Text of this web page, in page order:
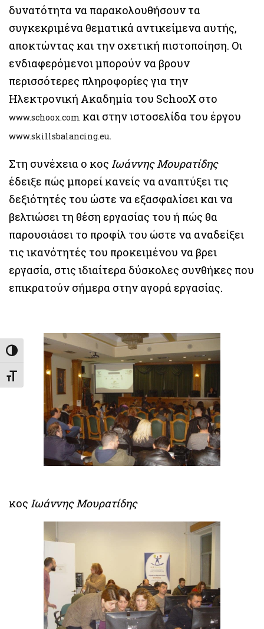
Εναλλαγή Υψηλής Αντίθεσης
Εναλλαγή Μεγέθους Γραμμάτων
δυνατότητα να παρακολουθήσουν τα
συγκεκριμένα θεματικά αντικείμενα αυτής,
αποκτώντας και την σχετική πιστοποίηση. Οι
ενδιαφερόμενοι μπορούν να βρουν
περισσότερες πληροφορίες για την
Ηλεκτρονική Ακαδημία του SchooX στο
www.schoox.com και στην ιστοσελίδα του έργου
www.skillsbalancing.eu.
Στη συνέχεια ο κος Ιωάννης Μουρατίδης
έδειξε πώς μπορεί κανείς να αναπτύξει τις
δεξιότητές του ώστε να εξασφαλίσει και να
βελτιώσει τη θέση εργασίας του ή πώς θα
παρουσιάσει το προφίλ του ώστε να αναδείξει
τις ικανότητές του προκειμένου να βρει
εργασία, στις ιδιαίτερα δύσκολες συνθήκες που
επικρατούν σήμερα στην αγορά εργασίας.
κος Ιωάννης Μουρατίδης